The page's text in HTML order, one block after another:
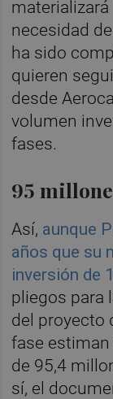
necesidad
ha sido
quieren
desde
volumen
fases.
95
Así, aunque
años que su
inversión de
pliegos para
del proyecto
fase estiman
de 95,4
sí, el